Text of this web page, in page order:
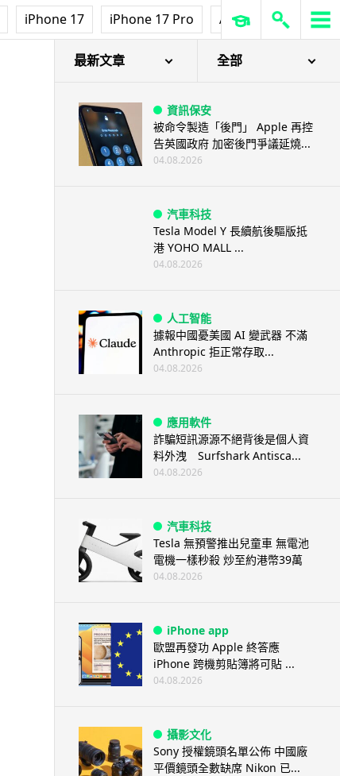
iPhone 17 iPhone 17 Pro AirPods Pro 3
最新文章 全部
資訊保安
被命令製造「後門」 Apple 再控
告英國政府 加密後門爭議延燒...
04.08.2026
汽車科技
Tesla Model Y 長續航後驅版抵
港 YOHO MALL ...
04.08.2026
人工智能
據報中國憂美國 AI 變武器 不滿
Anthropic 拒正常存取...
04.08.2026
應用軟件
詐騙短訊源源不絕背後是個人資
料外洩 Surfshark Antisca...
04.08.2026
汽車科技
Tesla 無預警推出兒童車 無電池
電機一樣秒殺 炒至約港幣39萬
04.08.2026
iPhone app
歐盟再發功 Apple 終答應
iPhone 跨機剪貼簿將可貼 ...
04.08.2026
攝影文化
Sony 授權鏡頭名單公佈 中國廠
平價鏡頭全數缺席 Nikon 已...